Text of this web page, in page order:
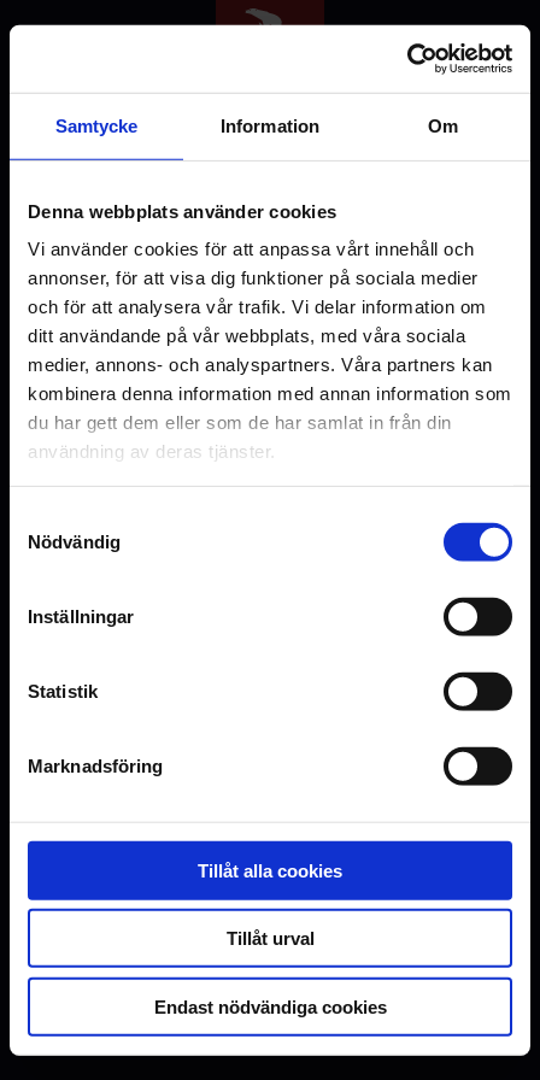
Samtycke Information Om
Denna webbplats använder cookies
Vi använder cookies för att anpassa vårt innehåll och
annonser, för att visa dig funktioner på sociala medier
och för att analysera vår trafik. Vi delar information om
ditt användande på vår webbplats, med våra sociala
medier, annons- och analyspartners. Våra partners kan
kombinera denna information med annan information som
du har gett dem eller som de har samlat in från din
användning av deras tjänster.
Nödvändig
Inställningar
Statistik
Marknadsföring
Tillåt alla cookies
Tillåt urval
Endast nödvändiga cookies
Välj stad
Malmö Uppsala